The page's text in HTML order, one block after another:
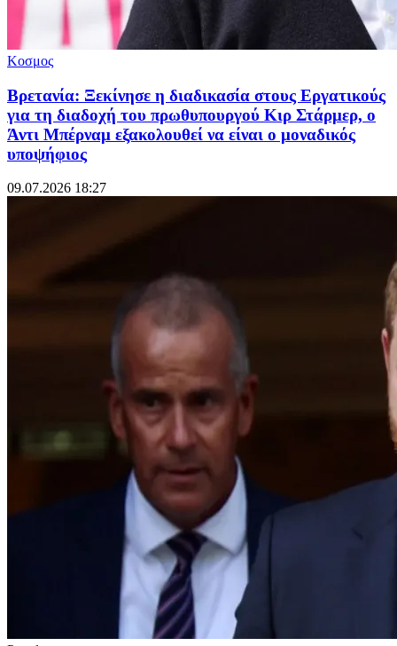
Κοσμος
Βρετανία: Ξεκίνησε η διαδικασία στους Εργατικούς
για τη διαδοχή του πρωθυπουργού Κιρ Στάρμερ, ο
Άντι Μπέρναμ εξακολουθεί να είναι ο μοναδικός
υποψήφιος
09.07.2026 18:27